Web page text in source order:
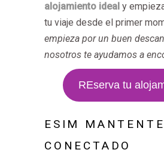
alojamiento ideal y
tu viaje desde el primer
empieza por un buen
nosotros te ayudamos a
REserva tu
ESIM MANTENTE
CONECTADO